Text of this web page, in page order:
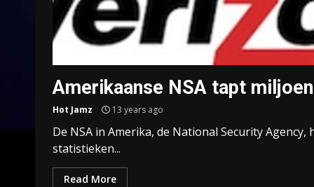
Amerikaanse NSA tapt
Hot Jamz 13 years ago
De NSA in Amerika, de National Security
statistieken...
Read More